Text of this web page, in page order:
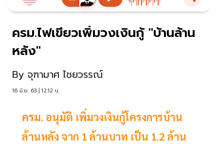
ครม.ไฟเขียวเพิ่มวงเงินกู้ "บ้านล้าน
หลัง"
By จุฑามาศ ไชยวรรณ์
16 มิ.ย. 63 | 12:12 น.
ครม. อนุมัติ เพิ่มวงเงินกู้โครงการบ้าน
ล้านหลัง จาก 1 ล้านบาท เป็น 1.2 ล้าน